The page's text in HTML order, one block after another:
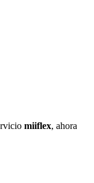
miiflex, ahora